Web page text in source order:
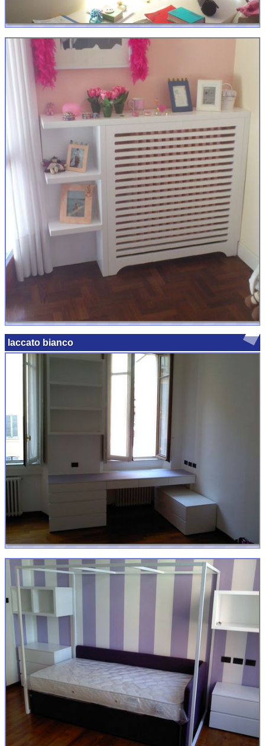
laccato bianco